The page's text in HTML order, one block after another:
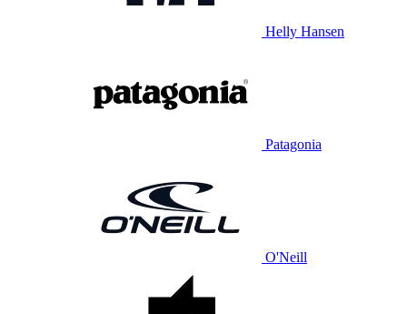
Helly Hansen
Patagonia
O'Neill